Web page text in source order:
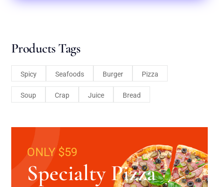
Products Tags
Spicy Seafoods Burger Pizza
Soup Crap Juice Bread
ONLY $59
Specialty Pizza